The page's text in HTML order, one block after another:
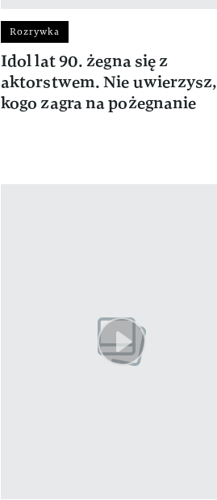
Rozrywka
Idol lat 90. żegna się z
aktorstwem. Nie uwierzysz,
kogo zagra na pożegnanie